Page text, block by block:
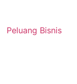
Peluang Bisnis